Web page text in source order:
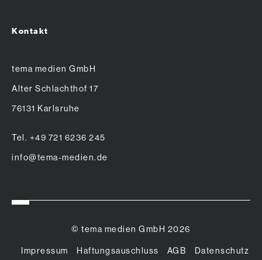
Kontakt
tema medien GmbH
Alter Schlachthof 17
76131 Karlsruhe
Tel. +49 721 6236 245
info@tema-medien.de
© tema medien GmbH 2026
Impressum Haftungsauschluss AGB Datenschutz